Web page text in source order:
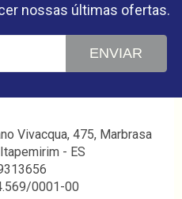
nossas últimas ofertas.
ENVIAR
Vivacqua, 475, Marbrasa
- ES
0001-00